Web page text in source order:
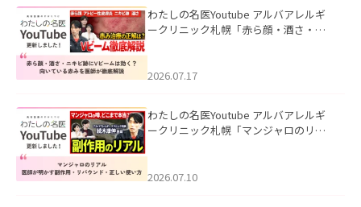
わたしの名医Youtube アルバアレルギ
ークリニック札幌「赤ら顔・酒さ・ニ
した。
2026.07.17
わたしの名医Youtube アルバアレルギ
ークリニック札幌「マンジャロのリア
た。
2026.07.10